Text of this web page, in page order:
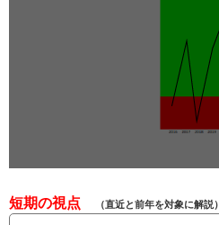
短期の視点 （直近と前年を対象に解説）